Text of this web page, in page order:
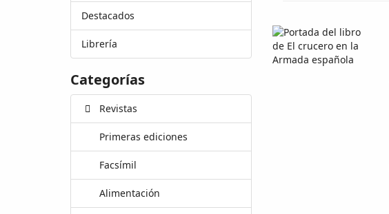
Destacados
Librería
Categorías
Revistas
Primeras ediciones
Facsímil
Alimentación